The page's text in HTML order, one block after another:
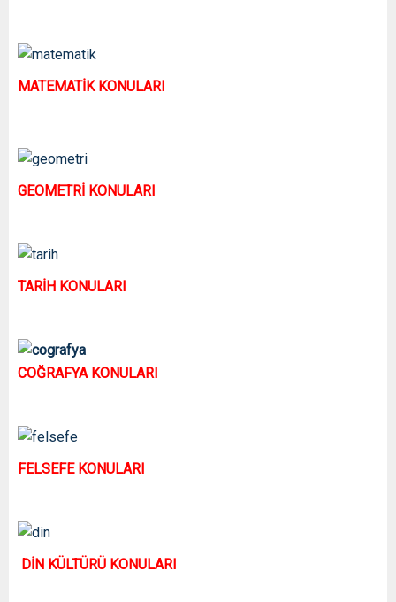
MATEMATİK KONULARI
GEOMETRİ KONULARI
TARİH KONULARI
COĞRAFYA KONULARI
FELSEFE KONULARI
DİN KÜLTÜRÜ KONULARI